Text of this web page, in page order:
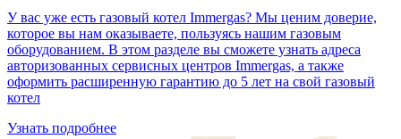
У вас уже есть газовый котел Immergas? Мы ценим доверие,
которое вы нам оказываете, пользуясь нашим газовым
оборудованием. В этом разделе вы сможете узнать адреса
авторизованных сервисных центров Immergas, а также
оформить расширенную гарантию до 5 лет на свой газовый
котел
Узнать подробнее